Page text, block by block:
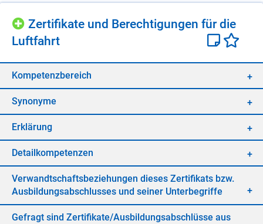
Zer­ti­fi­ka­te und Be­rech­ti­gun­gen für die
Luft­fahrt
Kom­pe­tenz­be­reich
Syn­ony­me
Er­klä­rung
De­tail­kom­pe­ten­zen
Ver­wandt­schafts­be­zie­hun­gen die­ses Zer­ti­fi­kats bzw.
Aus­bil­dungs­ab­schlus­ses und sei­ner Un­ter­be­grif­fe
Ge­fragt sind Zer­ti­fi­ka­te/​Aus­bil­dungs­ab­schlüs­se aus